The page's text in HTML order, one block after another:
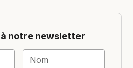
notre newsletter